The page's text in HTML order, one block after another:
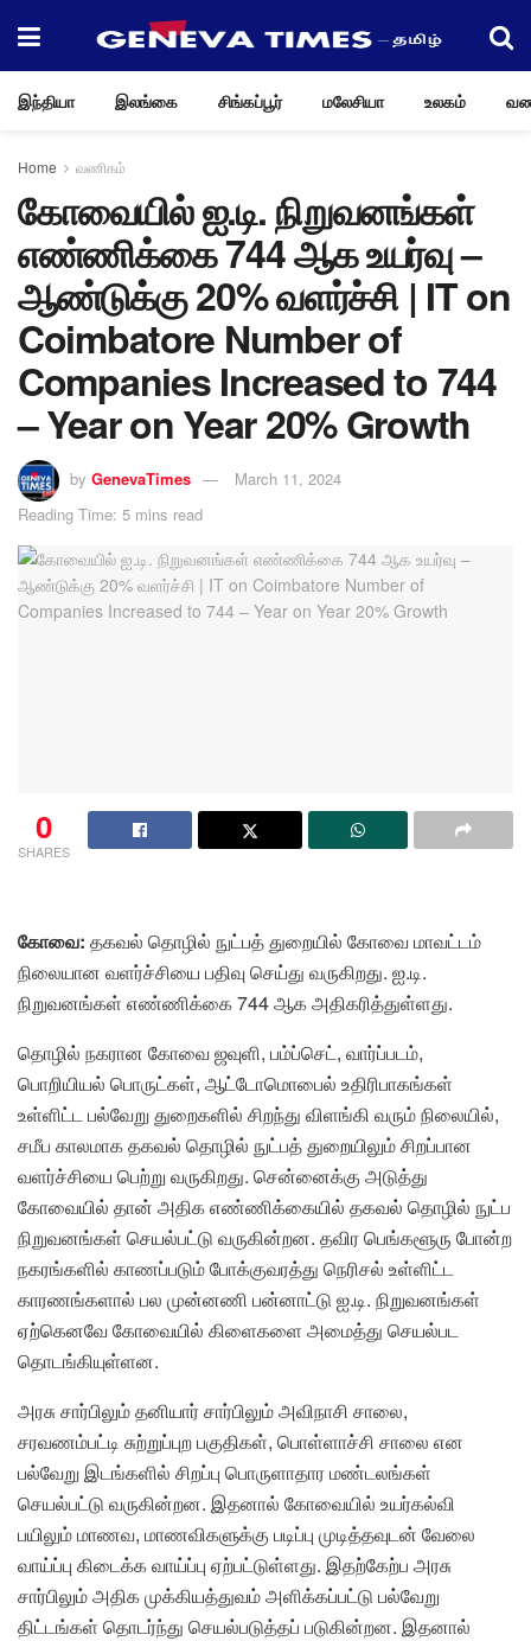
இந்தியா இலங்கை சிங்கப்பூர் மலேசியா உலகம்
Home வணிகம்
கோவையில் ஐ.டி. நிறுவனங்கள்
எண்ணிக்கை 744 ஆக உயர்வு –
ஆண்டுக்கு 20% வளர்ச்சி | IT on
Coimbatore Number of
Companies Increased to 744
– Year on Year 20% Growth
by GenevaTimes
March 11, 2024
Reading Time: 5 mins read
0
SHARES
கோவை: தகவல் தொழில் நுட்பத் துறையில் கோவை மாவட்டம்
நிலையான வளர்ச்சியை பதிவு செய்து வருகிறது. ஐ.டி.
நிறுவனங்கள் எண்ணிக்கை 744 ஆக அதிகரித்துள்ளது.
தொழில் நகரான கோவை ஜவுளி, பம்ப்செட், வார்ப்படம்,
பொறியியல் பொருட்கள், ஆட்டோமொபைல் உதிரிபாகங்கள்
உள்ளிட்ட பல்வேறு துறைகளில் சிறந்து விளங்கி வரும் நிலையில்,
சமீப காலமாக தகவல் தொழில் நுட்பத் துறையிலும் சிறப்பான
வளர்ச்சியை பெற்று வருகிறது. சென்னைக்கு அடுத்து
கோவையில் தான் அதிக எண்ணிக்கையில் தகவல் தொழில் நுட்ப
நிறுவனங்கள் செயல்பட்டு வருகின்றன. தவிர பெங்களூரு போன்ற
நகரங்களில் காணப்படும் போக்குவரத்து நெரிசல் உள்ளிட்ட
காரணங்களால் பல முன்னணி பன்னாட்டு ஐ.டி. நிறுவனங்கள்
ஏற்கெனவே கோவையில் கிளைகளை அமைத்து செயல்பட
தொடங்கியுள்ளன.
அரசு சார்பிலும் தனியார் சார்பிலும் அவிநாசி சாலை,
சரவணம்பட்டி சுற்றுப்புற பகுதிகள், பொள்ளாச்சி சாலை என
பல்வேறு இடங்களில் சிறப்பு பொருளாதார மண்டலங்கள்
செயல்பட்டு வருகின்றன. இதனால் கோவையில் உயர்கல்வி
பயிலும் மாணவ, மாணவிகளுக்கு படிப்பு முடித்தவுடன் வேலை
வாய்ப்பு கிடைக்க வாய்ப்பு ஏற்பட்டுள்ளது. இதற்கேற்ப அரசு
சார்பிலும் அதிக முக்கியத்துவம் அளிக்கப்பட்டு பல்வேறு
திட்டங்கள் தொடர்ந்து செயல்படுத்தப் படுகின்றன. இதனால்